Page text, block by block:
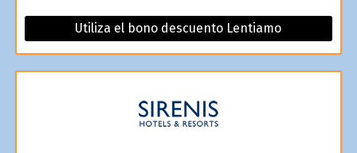
Utiliza el bono descuento Lentiamo